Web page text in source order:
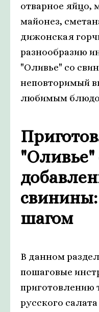
отварное яйцо,
майонез,
дижонская
разнообразию
"Оливье" со
неповторимый
любимым
"Оливье"
шагом
В данном
пошаговые
приготовлению
русского